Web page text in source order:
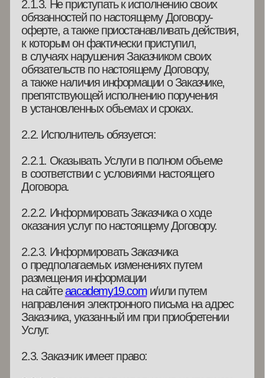
Договора-оферты.
2.4.4. Сохранять конфиденциальность
о деятельности Исполнителя и информации,
полученной в ходе оказания услуг
по настоящему Договору-оферте.
2.4.5. Соблюдать законодательство
об авторских правах (глава 70 ГК РФ) при
пользовании учебно-методическими и иными
материалами Исполнителя, полученными
по настоящему Договору-оферте,
являющимися результатом интеллектуальной
на которые принадлежат Исполнителю.
в соответствии с условиями, размещёнными
на сайтеaacademy19.comв зависимости
от выбранной Услуги. НДС не облагается
3.2. Оплата Услуг по настоящему договору
осуществляется на условиях 100 (сто) %
предоплаты.
3.3. Все оплаты по настоящему Договору
производятся в рублях безналичным
перечислением на банковский счет в порядке
и сроки, предусмотренные Договором.
Обязательства Заказчика по оплате Услуг
с момента зачисления денежных средств
на расчетный счет Исполнителя.
3. СТОИМОСТЬ И ПОРЯДОК
РАСЧЕТОВ